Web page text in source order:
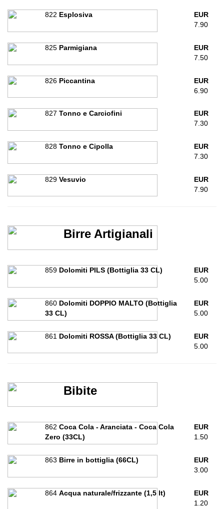
822 Esplosiva
EUR
7.90
825 Parmigiana
EUR
7.50
826 Piccantina
EUR
6.90
827 Tonno e Carciofini
EUR
7.30
828 Tonno e Cipolla
EUR
7.30
829 Vesuvio
EUR
7.90
Birre Artigianali
859 Dolomiti PILS (Bottiglia 33 CL)
EUR
5.00
860 Dolomiti DOPPIO MALTO (Bottiglia
33 CL)
EUR
5.00
861 Dolomiti ROSSA (Bottiglia 33 CL)
EUR
5.00
Bibite
862 Coca Cola - Aranciata - Coca Cola
Zero (33CL)
EUR
1.50
863 Birre in bottiglia (66CL)
EUR
3.00
864 Acqua naturale/frizzante (1,5 lt)
EUR
1.20